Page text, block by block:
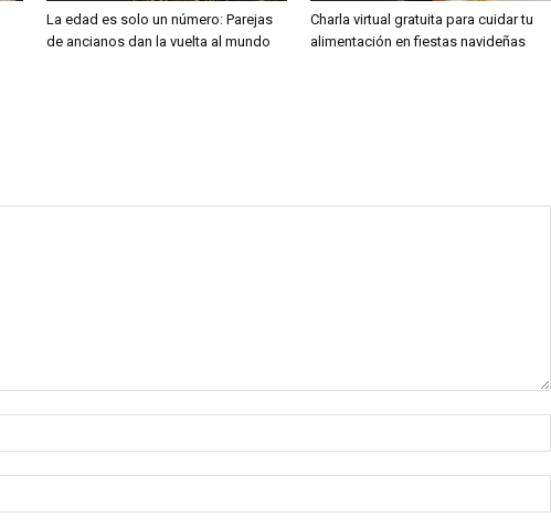
La edad es solo un número: Parejas
de ancianos dan la vuelta al mundo
Charla virtual gratuita para cuidar tu
alimentación en fiestas navideñas